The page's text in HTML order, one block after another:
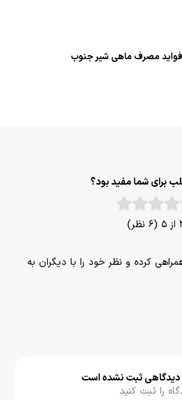
برای شما مفید بود؟
نظر)
کرده و نظر خود را با دیگران به
دیدگاهی ثبت نشده است
را ثبت کنید